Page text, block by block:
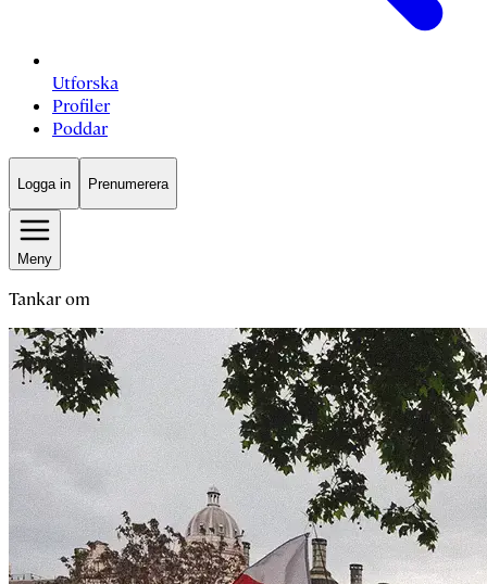
Utforska
Profiler
Poddar
Logga in Prenumerera
Meny
Tankar om